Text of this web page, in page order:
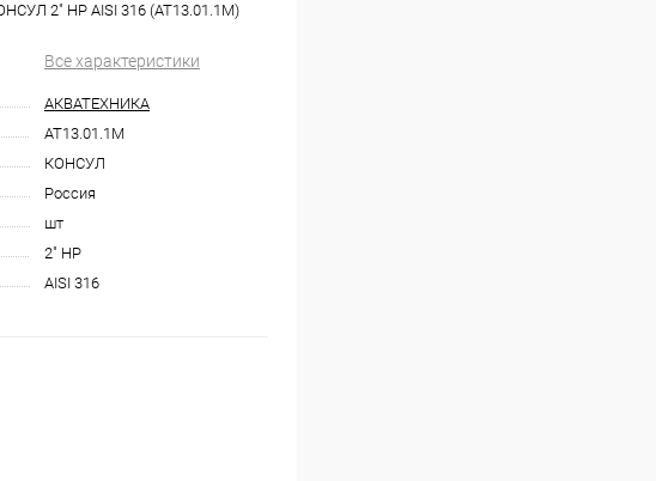
2" НР AISI 316 (AT13.01.1M)
Все характеристики
АКВАТЕХНИКА
AT13.01.1M
КОНСУЛ
Россия
шт
2" НР
AISI 316